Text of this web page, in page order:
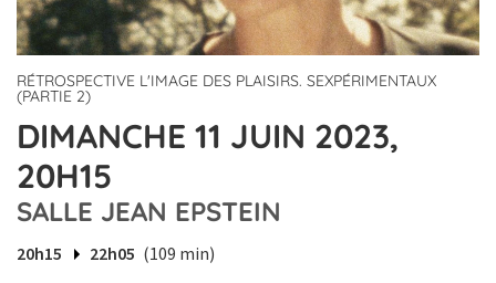
RÉTROSPECTIVE L'IMAGE DES PLAISIRS. SEXPÉRIMENTAUX
(PARTIE 2)
DIMANCHE 11 JUIN 2023,
20H15
SALLE JEAN EPSTEIN
20h15 22h05 (109 min)